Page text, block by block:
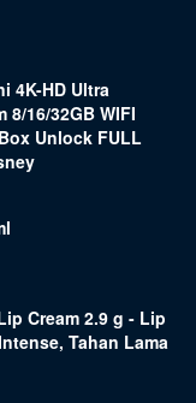
4K-HD Ultra
8/16/32GB WIFI
Unlock FULL
Cream 2.9 g - Lip
Tahan Lama